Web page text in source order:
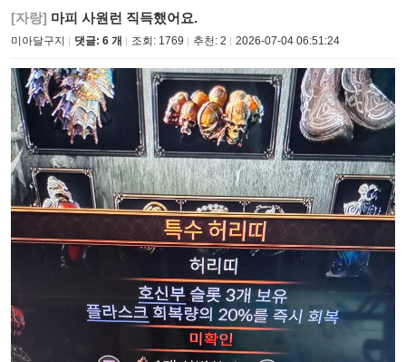
[자랑] 마피 사원런 직득했어요.
미아달구지 댓글: 6 개 조회: 1769 추천: 2 2026-07-04 06:51:24